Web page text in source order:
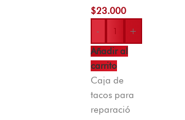
$23.000
-
+
Añadir al
carrito
Caja de
tacos para
reparació